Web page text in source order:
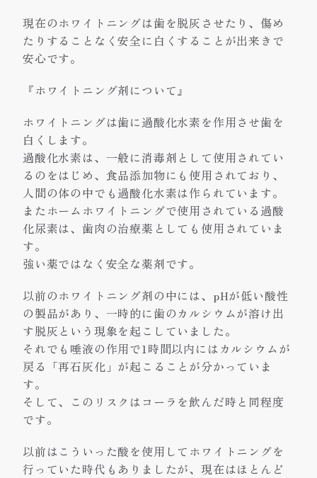
現在のホワイトニングは歯を脱灰させたり、傷め
たりすることなく安全に白くすることが出来きで
安心です。
『ホワイトニング剤について』
ホワイトニングは歯に過酸化水素を作用させ歯を
白くします。
過酸化水素は、一般に消毒剤として使用されてい
るのをはじめ、食品添加物にも使用されており、
人間の体の中でも過酸化水素は作られています。
またホームホワイトニングで使用されている過酸
化尿素は、歯肉の治療薬としても使用されていま
す。
強い薬ではなく安全な薬剤です。
以前のホワイトニング剤の中には、pHが低い酸性
の製品があり、一時的に歯のカルシウムが溶け出
す脱灰という現象を起こしていました。
それでも唾液の作用で1時間以内にはカルシウムが
戻る「再石灰化」が起こることが分かっていま
す。
そして、このリスクはコーラを飲んだ時と同程度
です。
以前はこういった酸を使用してホワイトニングを
行っていた時代もありましたが、現在はほとんど